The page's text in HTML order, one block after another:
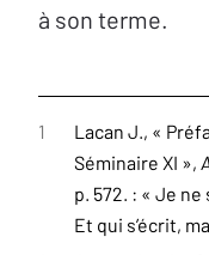
à son terme.
1
Lacan J., «
Séminaire XI »,
p. 572. : « Je
Et qui s’écrit,